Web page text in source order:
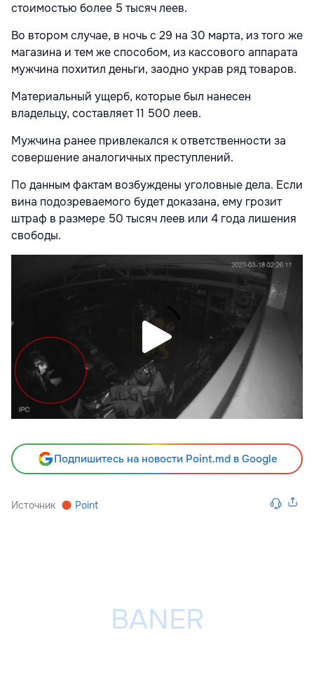
стоимостью более 5 тысяч леев.
Во втором случае, в ночь с 29 на 30 марта, из того же
магазина и тем же способом, из кассового аппарата
мужчина похитил деньги, заодно украв ряд товаров.
Материальный ущерб, которые был нанесен
владельцу, составляет 11 500 леев.
Мужчина ранее привлекался к ответственности за
совершение аналогичных преступлений.
По данным фактам возбуждены уголовные дела. Если
вина подозреваемого будет доказана, ему грозит
штраф в размере 50 тысяч леев или 4 года лишения
свободы.
Подпишитесь на новости Point.md в Google
Источник Point